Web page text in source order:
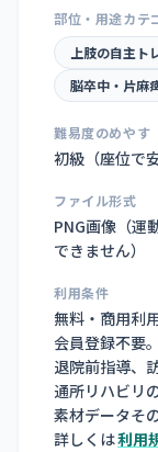
部位・用途カテ
上肢の自主ト
脳卒中・片麻
難易度のめやす
初級（座位で
ファイル形式
PNG画像（運
できません）
利用条件
無料・商用利
会員登録不要
退院前指導、
通所リハビリ
素材データそ
詳しくは利用